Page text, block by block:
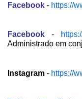
Facebook - https://
Facebook -
Administrado em
Instagram - https://